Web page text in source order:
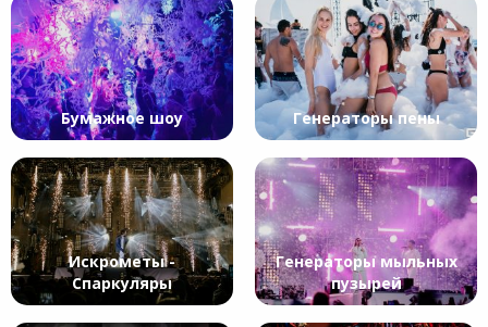
Бумажное шоу Генераторы пены
Искрометы -
Спаркуляры
Генераторы мыльных
пузырей